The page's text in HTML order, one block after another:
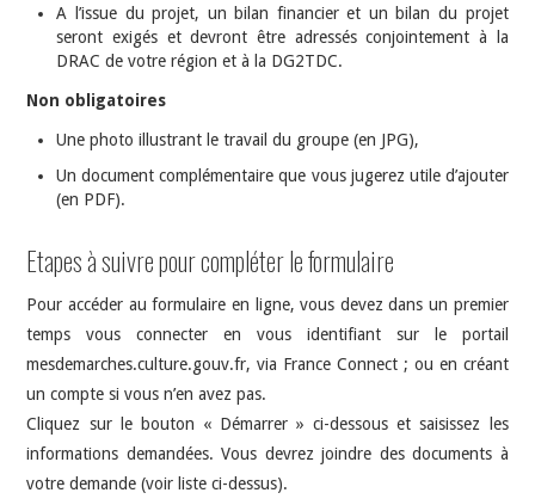
A l’issue du projet, un bilan financier et un bilan du projet
seront exigés et devront être adressés conjointement à la
DRAC de votre région et à la DG2TDC.
Non obligatoires
Une photo illustrant le travail du groupe (en JPG),
Un document complémentaire que vous jugerez utile d’ajouter
(en PDF).
Etapes à suivre pour compléter le formulaire
Pour accéder au formulaire en ligne, vous devez dans un premier
temps vous connecter en vous identifiant sur le portail
mesdemarches.culture.gouv.fr, via France Connect ; ou en créant
un compte si vous n’en avez pas.
Cliquez sur le bouton « Démarrer » ci-dessous et saisissez les
informations demandées. Vous devrez joindre des documents à
votre demande (voir liste ci-dessus).